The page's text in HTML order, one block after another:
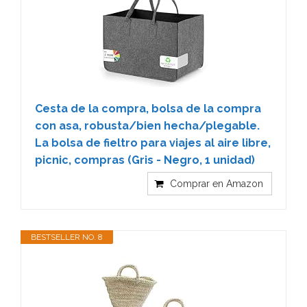
Cesta de la compra, bolsa de la compra
con asa, robusta/bien hecha/plegable.
La bolsa de fieltro para viajes al aire libre,
picnic, compras (Gris - Negro, 1 unidad)
Comprar en Amazon
BESTSELLER NO. 8